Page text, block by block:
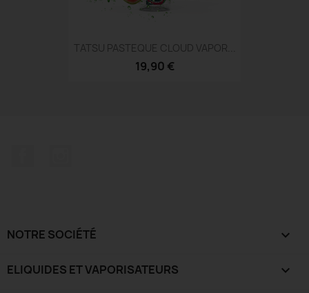
TATSU PASTEQUE CLOUD VAPOR...
19,90 €
NOTRE SOCIÉTÉ 
ELIQUIDES ET VAPORISATEURS 